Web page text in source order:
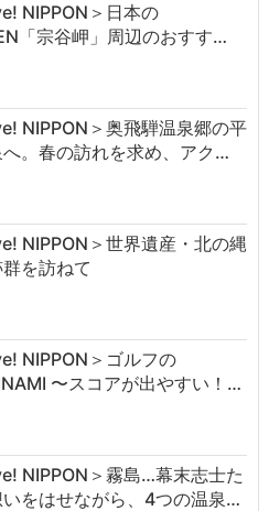
NIPPON＞日本の
「宗谷岬」周辺のおすす…
NIPPON＞奥飛騨温泉郷の平
。春の訪れを求め、アク…
NIPPON＞世界遺産・北の縄
を訪ねて
NIPPON＞ゴルフの
〜スコアが出やすい！…
NIPPON＞霧島…幕末志士た
いをはせながら、4つの温泉…